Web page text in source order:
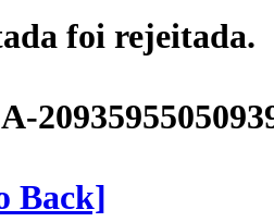
foi rejeitada.
Back]